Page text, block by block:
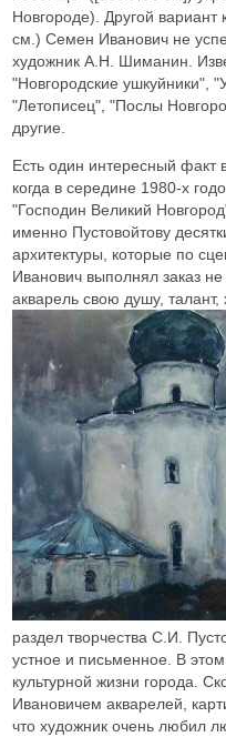
Новгороде). Другой
см.) Семен Иванович не
художник А.Н. Шиманин.
"Новгородские ушкуйники",
"Летописец", "Послы
другие.
Есть один интересный факт
когда в середине 1980-х
"Господин Великий
именно Пустовойтову
архитектуры, которые по
Иванович выполнял заказ
акварель свою душу, талант,
раздел творчества С.И.
устное и письменное. В
культурной жизни города.
Ивановичем акварелей,
что художник очень любил